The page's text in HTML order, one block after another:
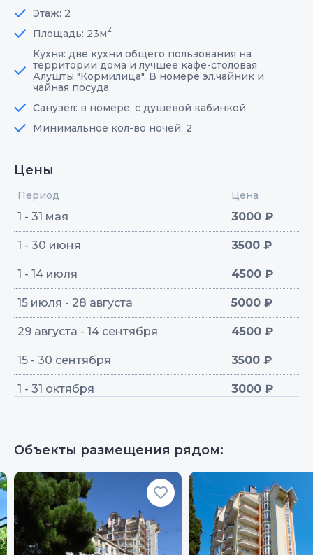
Этаж: 2
Площадь: 23м2
Кухня: две кухни общего пользования на
территории дома и лучшее кафе-столовая
Алушты "Кормилица". В номере эл.чайник и
чайная посуда.
Санузел: в номере, с душевой кабинкой
Минимальное кол-во ночей: 2
Цены
Период Цена
1 - 31 мая 3000 ₽
1 - 30 июня 3500 ₽
1 - 14 июля 4500 ₽
15 июля - 28 августа 5000 ₽
29 августа - 14 сентября 4500 ₽
15 - 30 сентября 3500 ₽
1 - 31 октября 3000 ₽
Объекты размещения рядом: